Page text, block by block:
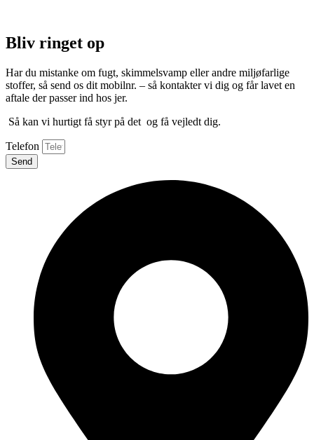
Bliv ringet op
Har du mistanke om fugt, skimmelsvamp eller andre miljøfarlige
stoffer, så send os dit mobilnr. – så kontakter vi dig og får lavet en
aftale der passer ind hos jer.
Så kan vi hurtigt få styr på det og få vejledt dig.
Telefon
Send